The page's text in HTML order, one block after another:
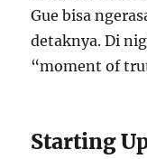
Gue bisa
detaknya. Di
“moment of
Starting